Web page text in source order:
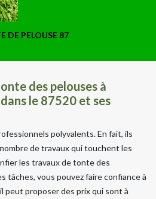
DE PELOUSE 87
des pelouses à
le 87520 et ses
polyvalents. En fait, ils
de travaux qui touchent les
les travaux de tonte des
tâches, vous pouvez faire confiance à
peut proposer des prix qui sont à